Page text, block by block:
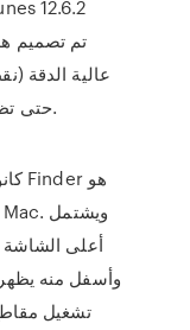
حتى تظهر النصوص والصور بشكل أدق وأوضح.
وأسفل منه
تشغيل